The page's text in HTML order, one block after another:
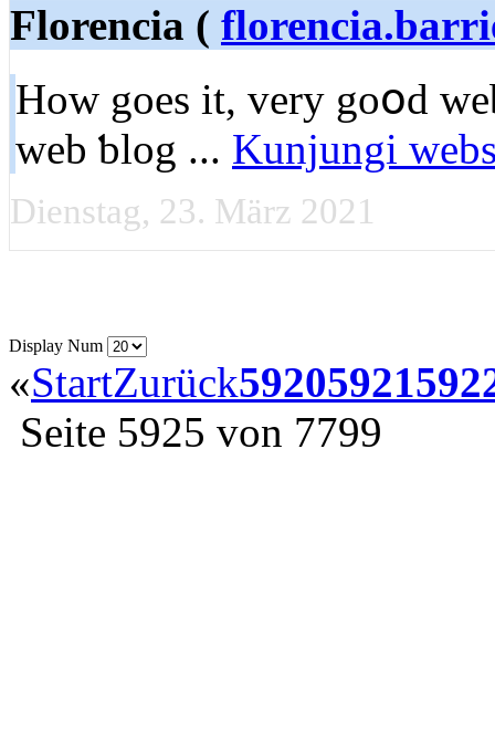
Florencia (
How goes it, very goօd
web ƅlog ... Kunjungi
Dienstag, 23. März 2021
Display Num
«StartZurück59205921
Seite 5925 von 7799